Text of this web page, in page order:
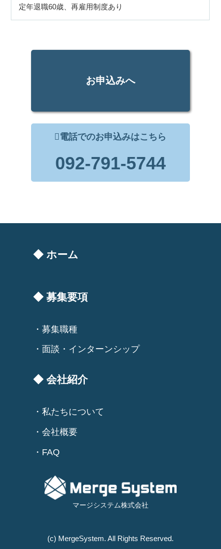
定年退職60歳、再雇用制度あり
お申込みへ
電話でのお申込みはこちら
092-791-5744
◆ ホーム
◆ 募集要項
・募集職種
・面談・インターンシップ
◆ 会社紹介
・私たちについて
・会社概要
・FAQ
マージシステム株式会社
(c) MergeSystem. All Rights Reserved.